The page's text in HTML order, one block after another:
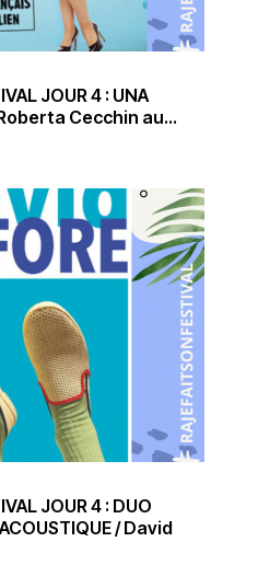
JOUR 4 : UNA
Roberta Cecchin au...
JOUR 4 : DUO
/ David